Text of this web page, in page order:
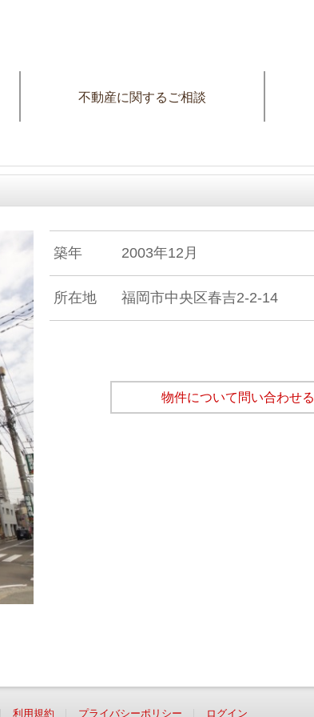
不動産に関するご相談
築年 2003年12月
所在地 福岡市中央区春吉2-2-14
物件について問い合わせる
利用規約 プライバシーポリシー ログイン